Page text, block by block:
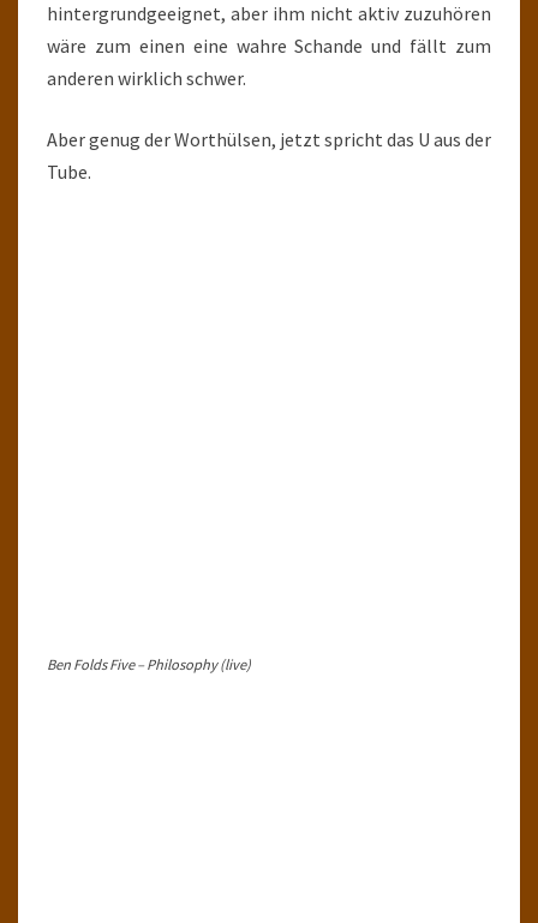
hintergrundgeeignet, aber ihm nicht aktiv zuzuhören
wäre zum einen eine wahre Schande und fällt zum
anderen wirklich schwer.
Aber genug der Worthülsen, jetzt spricht das U aus der
Tube.
Ben Folds Five – Philosophy (live)